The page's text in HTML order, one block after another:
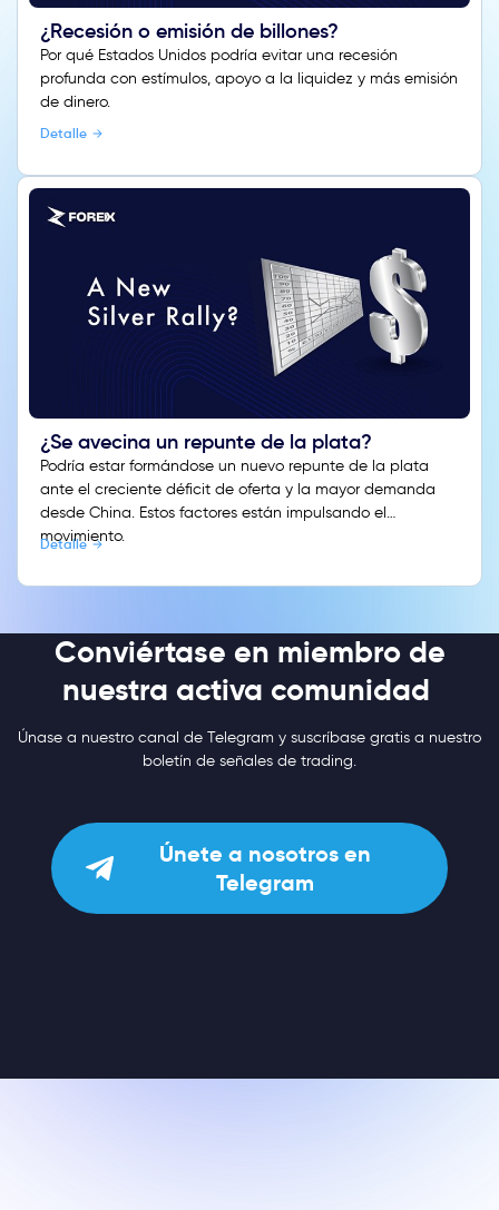
¿Recesión o emisión de billones?
Por qué Estados Unidos podría evitar una recesión
profunda con estímulos, apoyo a la liquidez y más emisión
de dinero.
Detalle
¿Se avecina un repunte de la plata?
Podría estar formándose un nuevo repunte de la plata
ante el creciente déficit de oferta y la mayor demanda
desde China. Estos factores están impulsando el
movimiento.
Detalle
Conviértase en miembro de
nuestra activa comunidad
Únase a nuestro canal de Telegram y suscríbase gratis a nuestro
boletín de señales de trading.
Únete a nosotros en
Telegram